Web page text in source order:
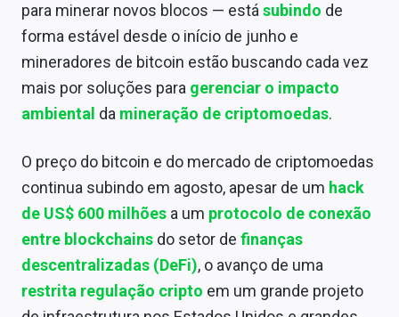
para minerar novos blocos — estásubindo de
forma estável desde o início de junho e
mineradores de bitcoin estão buscando cada vez
mais por soluções para gerenciar o impacto
ambiental da mineração de criptomoedas.
O preço do bitcoin e do mercado de criptomoedas
continua subindo em agosto, apesar de um hack
de US$ 600 milhões a um protocolo de conexão
entre blockchains do setor de finanças
descentralizadas (DeFi), o avanço de uma
restrita regulação cripto em um grande projeto